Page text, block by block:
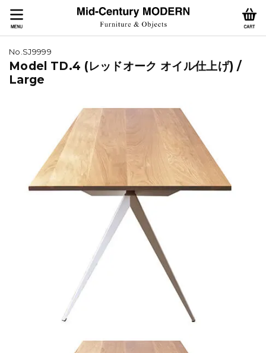
No.SJ9999
Model TD.4 (レッドオーク オイル仕上げ) /
Large